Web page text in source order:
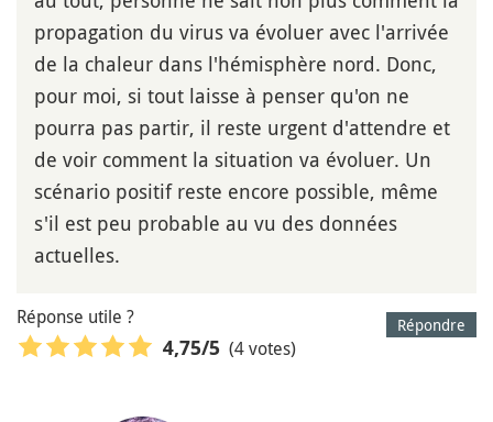
propagation du virus va évoluer avec l'arrivée
de la chaleur dans l'hémisphère nord. Donc,
pour moi, si tout laisse à penser qu'on ne
pourra pas partir, il reste urgent d'attendre et
de voir comment la situation va évoluer. Un
scénario positif reste encore possible, même
s'il est peu probable au vu des données
actuelles.
Répondre
Réponse utile ?
4,75/5 (4 votes)